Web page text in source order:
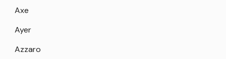
Axe
Ayer
Azzaro